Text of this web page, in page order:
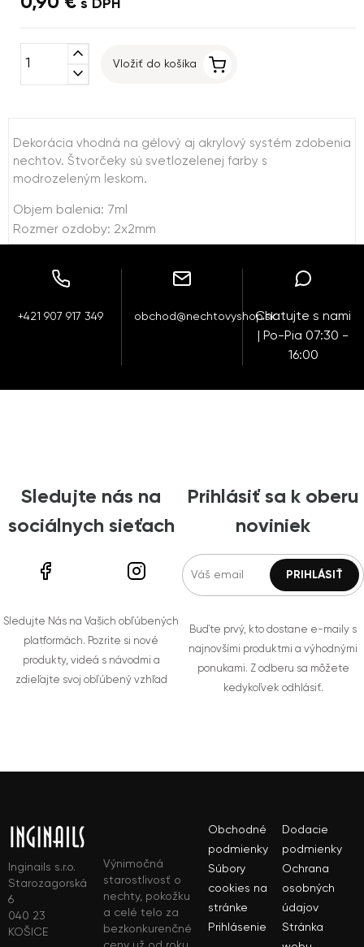
s DPH
expand_less
expand_more
Vložiť do košíka
Dekorácia vhodná na gélový aj akrylový systém zdobenia
nechtov. Štvorčeky sú svetlozelenej farby s
modrozeleným leskom.
Objem balenia: 7ml
Rozmer ozdoby: 2x2mm
+421 907 917 349 obchod@nechtovyshop.skChatujte s nami
| Po-Pia 07:30 -
16:00
Sledujte nás na
sociálnych sieťach
Sledujte Nás na Vašich obľúbených
platformách. Pozrite si nové
produkty, videá s návodmi a
zdieľajte svoj obľúbený vzhľad
Prihlásiť sa k oberu
noviniek
Buďte prvý, kto dostane e-maily s
najnovšími produktmi a výhodnými
ponukami. Z odberu sa môžete
kedykoľvek odhlásiť.
Inginails s.r.o.
Starozagorská
6
040 23
KOŠICE
Výnimočná
starostlivosť o
nechty, pokožku
a celé telo za
bezkonkurenčné
Obchodné
podmienky
Dodacie
podmienky
Súbory
cookies na
stránke
Ochrana
osobných
údajov
Prihlásenie
Stránka